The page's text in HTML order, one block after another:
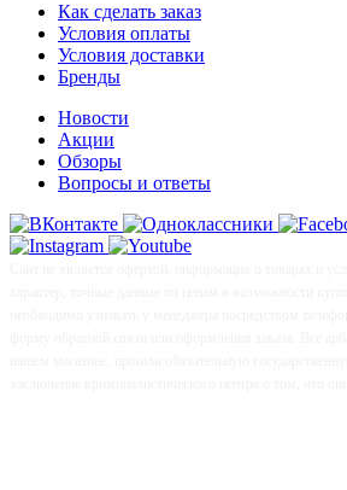
Как сделать заказ
Условия оплаты
Условия доставки
Бренды
Новости
Акции
Обзоры
Вопросы и ответы